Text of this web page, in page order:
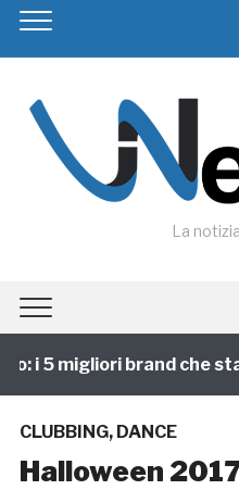
La
i 5 migliori brand che
CLUBBING, DANCE
Halloween